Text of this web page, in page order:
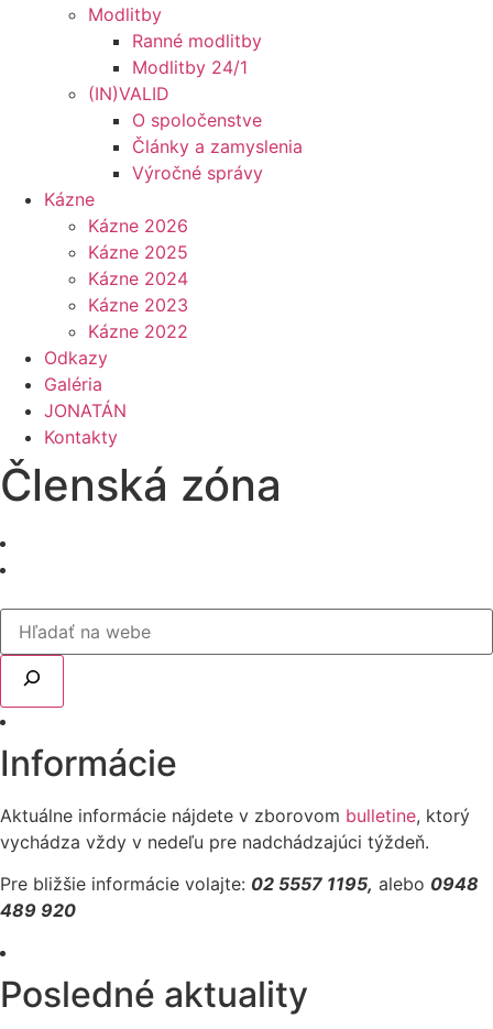
Modlitby
Ranné modlitby
Modlitby 24/1
(IN)VALID
O spoločenstve
Články a zamyslenia
Výročné správy
Kázne
Kázne 2026
Kázne 2025
Kázne 2024
Kázne 2023
Kázne 2022
Odkazy
Galéria
JONATÁN
Kontakty
Členská zóna
Informácie
Aktuálne informácie nájdete v zborovom bulletine, ktorý
vychádza vždy v nedeľu pre nadchádzajúci týždeň.
Pre bližšie informácie volajte: 02 5557 1195, alebo 0948
489 920
Posledné aktuality